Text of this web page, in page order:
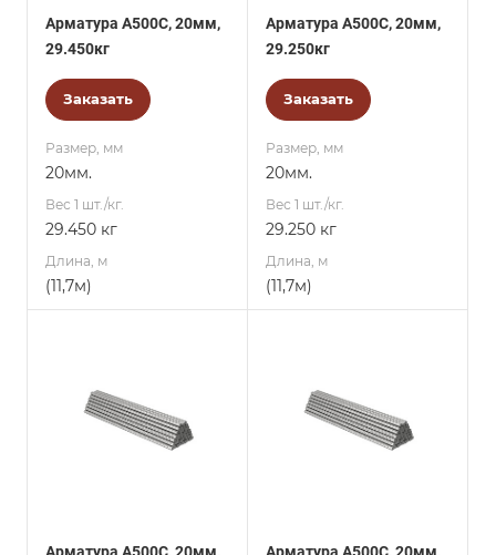
Арматура А500С, 20мм,
29.450кг
Заказать
Размер, мм
20мм.
Вес 1 шт./кг.
29.450 кг
Длина, м
(11,7м)
Арматура А500С, 20мм,
29.250кг
Заказать
Размер, мм
20мм.
Вес 1 шт./кг.
29.250 кг
Длина, м
(11,7м)